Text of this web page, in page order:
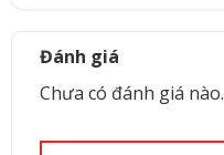
Đánh giá
Chưa có đánh giá nào.